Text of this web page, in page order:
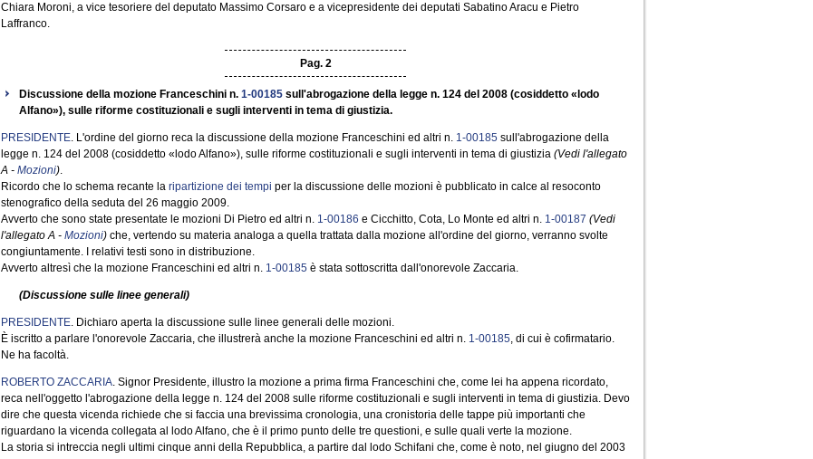
Chiara Moroni, a vice tesoriere del deputato Massimo Corsaro e a vicepresidente dei deputati Sabatino Aracu e Pietro
Laffranco.
Pag. 2
Discussione della mozione Franceschini n. 1-00185 sull'abrogazione della legge n. 124 del 2008 (cosiddetto «lodo
Alfano»), sulle riforme costituzionali e sugli interventi in tema di giustizia.
PRESIDENTE. L'ordine del giorno reca la discussione della mozione Franceschini ed altri n. 1-00185 sull'abrogazione della
legge n. 124 del 2008 (cosiddetto «lodo Alfano»), sulle riforme costituzionali e sugli interventi in tema di giustizia (Vedi l'allegato
A - Mozioni).
Ricordo che lo schema recante la ripartizione dei tempi per la discussione delle mozioni è pubblicato in calce al resoconto
stenografico della seduta del 26 maggio 2009.
Avverto che sono state presentate le mozioni Di Pietro ed altri n. 1-00186 e Cicchitto, Cota, Lo Monte ed altri n. 1-00187 (Vedi
l'allegato A - Mozioni) che, vertendo su materia analoga a quella trattata dalla mozione all'ordine del giorno, verranno svolte
congiuntamente. I relativi testi sono in distribuzione.
Avverto altresì che la mozione Franceschini ed altri n. 1-00185 è stata sottoscritta dall'onorevole Zaccaria.
(Discussione sulle linee generali)
PRESIDENTE. Dichiaro aperta la discussione sulle linee generali delle mozioni.
È iscritto a parlare l'onorevole Zaccaria, che illustrerà anche la mozione Franceschini ed altri n. 1-00185, di cui è cofirmatario.
Ne ha facoltà.
ROBERTO ZACCARIA. Signor Presidente, illustro la mozione a prima firma Franceschini che, come lei ha appena ricordato,
reca nell'oggetto l'abrogazione della legge n. 124 del 2008 sulle riforme costituzionali e sugli interventi in tema di giustizia. Devo
dire che questa vicenda richiede che si faccia una brevissima cronologia, una cronistoria delle tappe più importanti che
riguardano la vicenda collegata al lodo Alfano, che è il primo punto delle tre questioni, e sulle quali verte la mozione.
La storia si intreccia negli ultimi cinque anni della Repubblica, a partire dal lodo Schifani che, come è noto, nel giugno del 2003